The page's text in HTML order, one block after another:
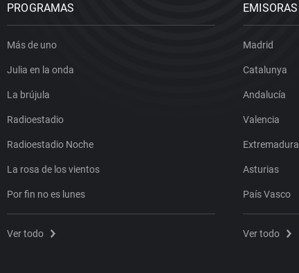
PROGRAMAS
Más de uno
Julia en la onda
La brújula
Radioestadio
Radioestadio Noche
La rosa de los vientos
Por fin no es lunes
Ver todo
EMISORAS
Madrid
Catalunya
Andalucía
Valencia
Extremadura
Asturias
País Vasco
Ver todo